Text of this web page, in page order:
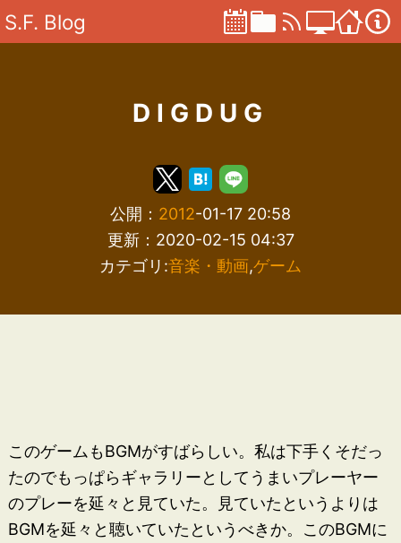
S.F. Blog
DIGDUG
公開： 2012-01-17 20:58
更新：2020-02-15 04:37
カテゴリ:音楽・動画,ゲーム
このゲームもBGMがすばらしい。私は下手くそだっ
たのでもっぱらギャラリーとしてうまいプレーヤー
のプレーを延々と見ていた。見ていたというよりは
BGMを延々と聴いていたというべきか。このBGMに